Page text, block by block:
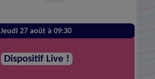
Jeudi 27 août à 09:30
Dispositif Live !